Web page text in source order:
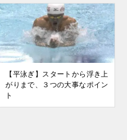
【平泳ぎ】スタートから浮き上
がりまで、３つの大事なポイン
ト